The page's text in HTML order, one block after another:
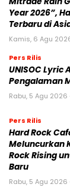
Year 2026”,
Terbaru di
Kamis, 6 Agu
Pers Rilis
UNISOC Lyric
Pengalaman
Rabu, 5 Agu 2026
Pers Rilis
Hard Rock
Meluncurkan
Rock Rising
Baru
Rabu, 5 Agu 2026